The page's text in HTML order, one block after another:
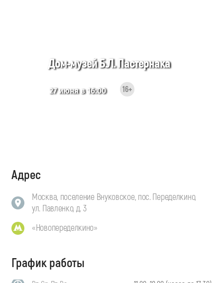
Дом-музей Б.Л. Пастернака
27 июня в 16:00 16+
Адрес
Москва, поселение Внуковское, пос. Переделкино,
ул. Павленко, д. 3
«Новопеределкино»
График работы